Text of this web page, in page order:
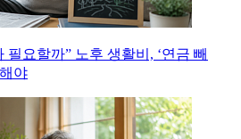
필요할까” 노후 생활비, ‘연금 빼
야